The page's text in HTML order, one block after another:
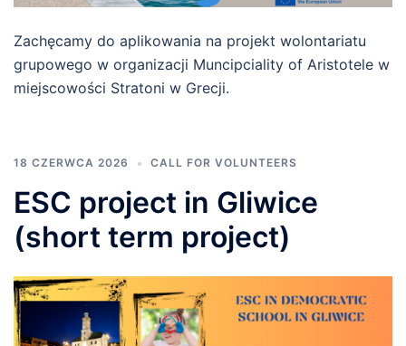
Zachęcamy do aplikowania na projekt wolontariatu
grupowego w organizacji Muncipciality of Aristotele w
miejscowości Stratoni w Grecji.
18 CZERWCA 2026 CALL FOR VOLUNTEERS
ESC project in Gliwice
(short term project)